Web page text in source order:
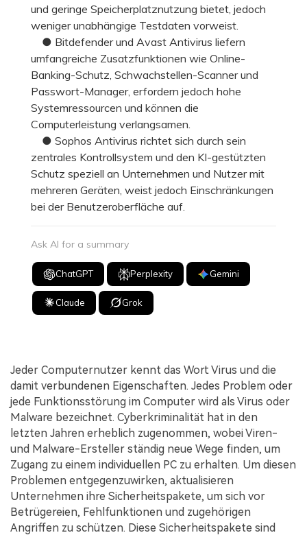
und geringe Speicherplatznutzung bietet, jedoch
weniger unabhängige Testdaten vorweist.
● Bitdefender und Avast Antivirus liefern
umfangreiche Zusatzfunktionen wie Online-
Banking-Schutz, Schwachstellen-Scanner und
Passwort-Manager, erfordern jedoch hohe
Systemressourcen und können die
Computerleistung verlangsamen.
● Sophos Antivirus richtet sich durch sein
zentrales Kontrollsystem und den KI-gestützten
Schutz speziell an Unternehmen und Nutzer mit
mehreren Geräten, weist jedoch Einschränkungen
bei der Benutzeroberfläche auf.
Ask AI for a summary
ChatGPT Perplexity Gemini
Claude Grok
Jeder Computernutzer kennt das Wort Virus und die
damit verbundenen Eigenschaften. Jedes Problem oder
jede Funktionsstörung im Computer wird als Virus oder
Malware bezeichnet. Cyberkriminalität hat in den
letzten Jahren erheblich zugenommen, wobei Viren-
und Malware-Ersteller ständig neue Wege finden, um
Zugang zu einem individuellen PC zu erhalten. Um diesen
Problemen entgegenzuwirken, aktualisieren
Unternehmen ihre Sicherheitspakete, um sich vor
Betrügereien, Fehlfunktionen und zugehörigen
Angriffen zu schützen. Diese Sicherheitspakete sind